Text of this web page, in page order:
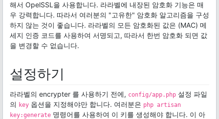
해서 OpelSSL을 사용합니다. 라라벨에 내장된 암호화 기능은 매
우 강력합니다. 따라서 여러분의 "고유한" 암호화 알고리즘을 구성
하지 않는 것이 좋습니다. 라라벨의 모든 암호화된 값은 (MAC) 메
세지 인증 코드를 사용하여 서명되고, 따라서 한번 암호화 되면 값
을 변경할 수 없습니다.
설정하기
라라벨의 encrypter 를 사용하기 전에, config/app.php 설정 파일
의 key 옵션을 지정해야만 합니다. 여러분은 php artisan
key:generate 명령어를 사용하여 이 키를 생성해야 합니다. 이 아